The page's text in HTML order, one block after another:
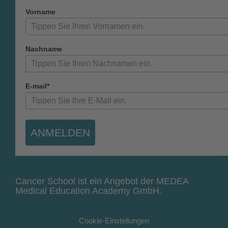
Vorname
Nachname
E-mail*
ANMELDEN
Cancer School ist ein Angebot der MEDEA
Medical Education Academy GmbH.
Cookie-Einstellungen